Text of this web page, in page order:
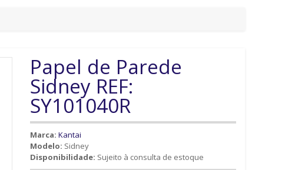
Papel de Parede
Sidney REF:
SY101040R
Marca: Kantai
Modelo: Sidney
Disponibilidade: Sujeito à consulta de estoque